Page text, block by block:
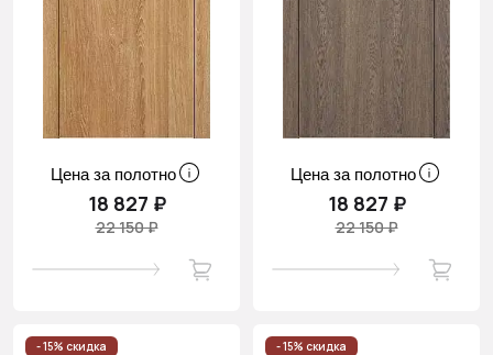
Цена за полотно
18 827 ₽
22 150 ₽
Цена за полотно
18 827 ₽
22 150 ₽
- 15% скидка - 15% скидка